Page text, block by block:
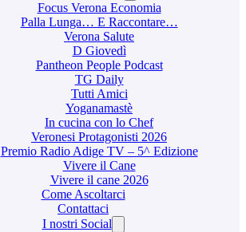
Focus Verona Economia
Palla Lunga… E Raccontare…
Verona Salute
D Giovedì
Pantheon People Podcast
TG Daily
Tutti Amici
Yoganamastè
In cucina con lo Chef
Veronesi Protagonisti 2026
Premio Radio Adige TV – 5^ Edizione
Vivere il Cane
Vivere il cane 2026
Come Ascoltarci
Contattaci
I nostri Social